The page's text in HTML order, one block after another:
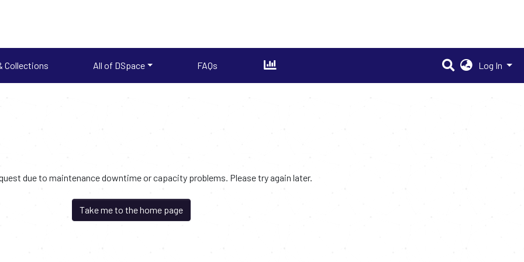
Collections All of DSpace FAQs Log In
due to maintenance downtime or capacity problems. Please try again later.
Take me to the home page